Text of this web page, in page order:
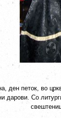
ден петок, во
дарови. Со